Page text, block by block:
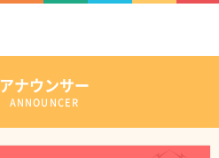
アナウンサー
ANNOUNCER